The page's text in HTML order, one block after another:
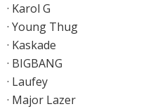
· Karol G
· Young Thug
· Kaskade
· BIGBANG
· Laufey
· Major Lazer